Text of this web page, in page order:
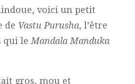
voici un petit
de Vastu Purusha, l’être
qui le Mandala Manduka
gros, mou et